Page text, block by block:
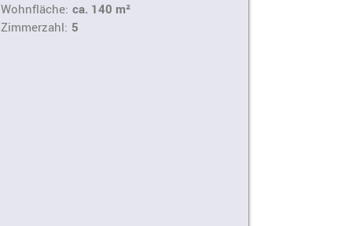
Wohnfläche: ca. 140 m²
Zimmerzahl: 5